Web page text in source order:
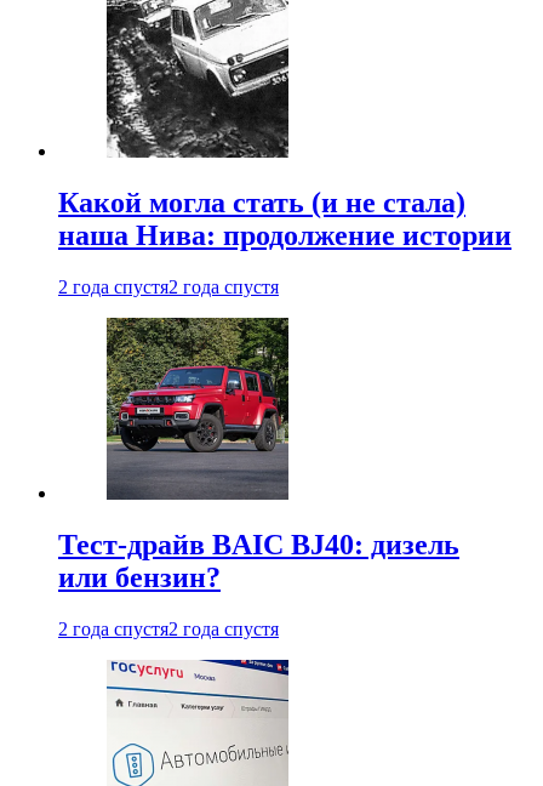
Какой могла стать (и не стала)
наша Нива: продолжение истории
2 года спустя2 года спустя
Тест-драйв BAIC BJ40: дизель
или бензин?
2 года спустя2 года спустя